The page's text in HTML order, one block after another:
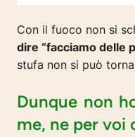
Con il fuoco non si
dire “facciamo delle
stufa non si può
Dunque non
me, ne per voi